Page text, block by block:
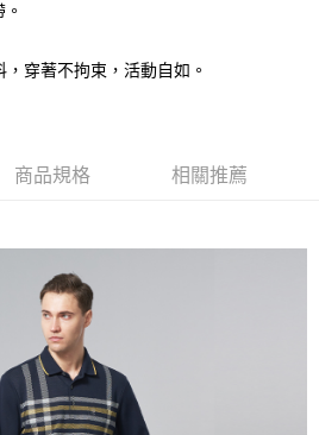
以上)免運費
以上)免運費
含以上)免運費
穿著不拘束，活動自如。
商品規格 相關推薦